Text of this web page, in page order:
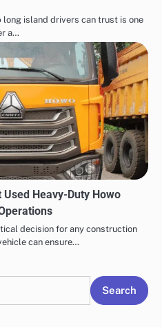
island drivers can trust is one
a…
Heavy-Duty Howo
decision for any construction
can ensure…
Search